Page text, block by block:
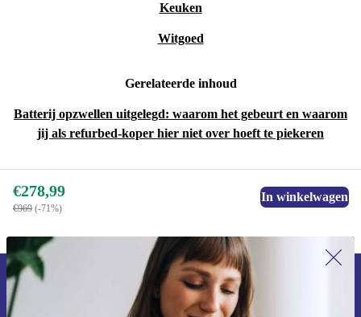
Keuken
Witgoed
Gerelateerde inhoud
Batterij opzwellen uitgelegd: waarom het gebeurt en waarom
jij als refurbed-koper hier niet over hoeft te piekeren
€278,99
€969 (-71%)
In winkelwagen
Meld je aan voor onze nieuwsbrief en
ontvang €15 korting!